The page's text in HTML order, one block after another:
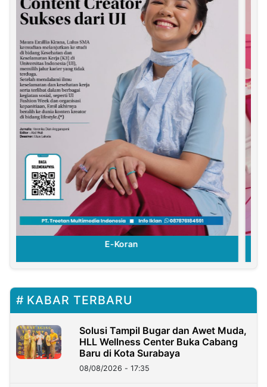
E-Koran
KABAR TERBARU
Solusi Tampil Bugar dan Awet Muda,
HLL Wellness Center Buka Cabang
Baru di Kota Surabaya
08/08/2026 - 17:35